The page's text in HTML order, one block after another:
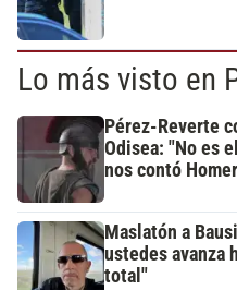
Lo más visto en
Pérez-Reverte
Odisea: "No es
nos contó
Maslatón a
ustedes avanza
total"